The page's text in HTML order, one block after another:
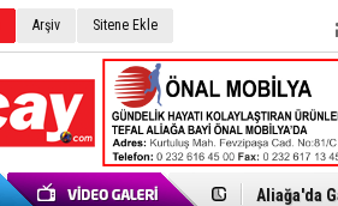
Arşiv Sitene Ekle
Menemen